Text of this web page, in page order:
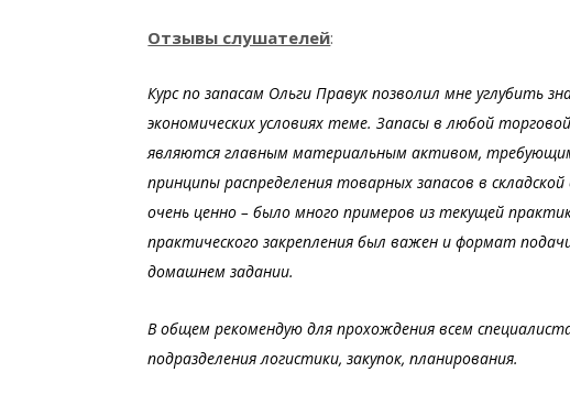
Отзывы слушателей:
Курс по запасам Ольги Правук позволил мне углубить
экономических условиях теме. Запасы в любой
являются главным материальным активом, требующим
принципы распределения товарных запасов в
очень ценно – было много примеров из текущей
практического закрепления был важен и формат
домашнем задании.
В общем рекомендую для прохождения всем
подразделения логистики, закупок, планирования.